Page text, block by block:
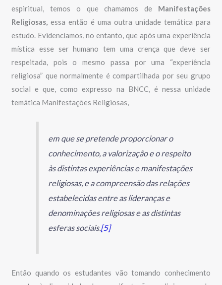
espiritual, temos o que chamamos de Manifestações
Religiosas,essa então é uma outra unidade temática para
estudo. Evidenciamos, no entanto, que após uma experiência
mística esse ser humano tem uma crença que deve ser
respeitada, pois o mesmo passa por uma “experiência
religiosa” que normalmente é compartilhada por seu grupo
social e que, como expresso na BNCC, é nessa unidade
temática Manifestações Religiosas,
em que se pretende proporcionar o
conhecimento, a valorização e o respeito
às distintas experiências e manifestações
religiosas, e a compreensão das relações
estabelecidas entre as lideranças e
denominações religiosas e as distintas
esferas sociais.[5]
Então quando os estudantes vão tomando conhecimento